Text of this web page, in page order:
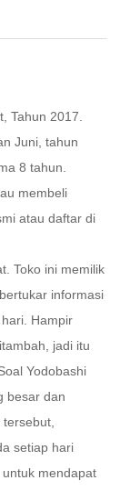
Tahun 2017.
Juni, tahun
8 tahun.
membeli
atau daftar di
Toko ini memilik
informasi
Hampir
jadi itu
Yodobashi
besar dan
setiap hari
mendapat